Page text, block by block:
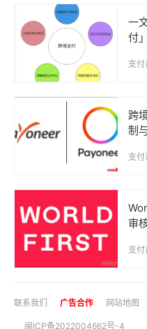
一
付
支
跨
制
支
审
支
联系我们 广告合作 网站地图
闽ICP备2022004662号-4